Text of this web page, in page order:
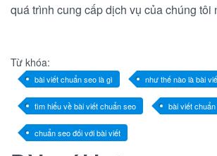
quá trình cung cấp dịch vụ của chúng tôi
Từ khóa:
bài viết chuẩn seo là gì như thế nào là bài
tìm hiểu về bài viết chuẩn seo bài viết
chuẩn seo đối với bài viết